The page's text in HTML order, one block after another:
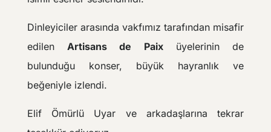
Dinleyiciler arasında vakfımız tarafından misafir
edilenArtisans de Paixüyelerinin de
bulunduğu konser, büyük hayranlık ve
beğeniyle izlendi.
Elif Ömürlü Uyar ve arkadaşlarına tekrar